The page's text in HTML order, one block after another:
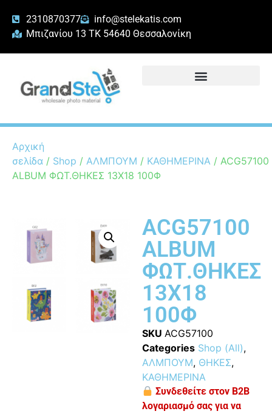
2310870377
info@stelekatis.com
Μπιζανίου 13 ΤΚ 54640 Θεσσαλονίκη
Αρχική
σελίδα / Shop / ΑΛΜΠΟΥΜ / ΚΑΘΗΜΕΡΙΝΑ / ACG57100
ΑLΒUΜ ΦΩΤ.ΘΗΚΕΣ 13Χ18 100Φ
ACG57100
ΑLΒUΜ
ΦΩΤ.ΘΗΚΕΣ
13Χ18
100Φ
SKU ACG57100
Categories Shop (All),
ΑΛΜΠΟΥΜ, ΘΗΚΕΣ,
ΚΑΘΗΜΕΡΙΝΑ
Συνδεθείτε στον B2B
λογαριασμό σας για να